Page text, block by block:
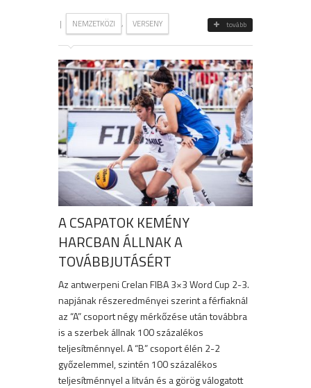
| NEMZETKÖZI , VERSENY tovább
A CSAPATOK KEMÉNY
HARCBAN ÁLLNAK A
TOVÁBBJUTÁSÉRT
Az antwerpeni Crelan FIBA 3×3 Word Cup 2-3.
napjának részeredményei szerint a férfiaknál
az “A” csoport négy mérkőzése után továbbra
is a szerbek állnak 100 százalékos
teljesítménnyel. A “B” csoport élén 2-2
győzelemmel, szintén 100 százalékos
teljesítménnyel a litván és a görög válogatott